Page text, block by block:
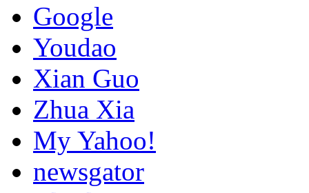
Google
Youdao
Xian Guo
Zhua Xia
My Yahoo!
newsgator